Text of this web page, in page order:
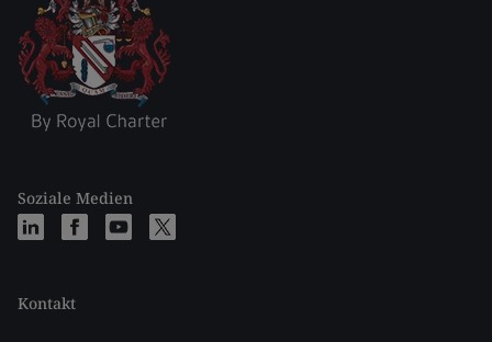
Soziale Medien
Kontakt